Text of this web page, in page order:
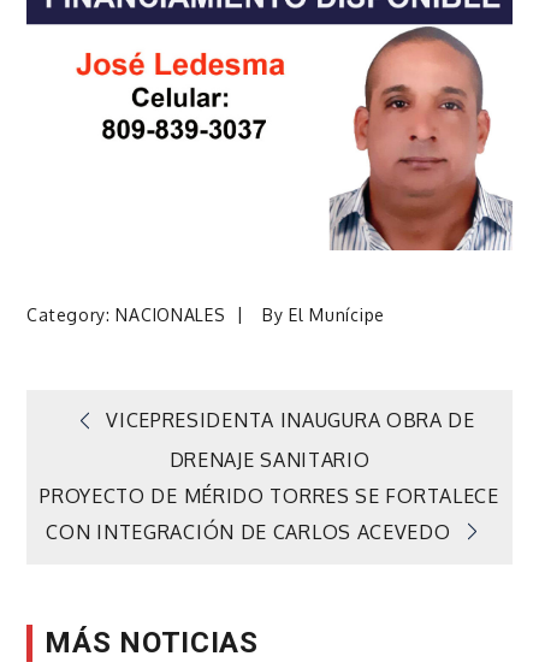
Category:NACIONALES ByEl Munícipe
Navegación
de
VICEPRESIDENTA INAUGURA OBRA DE
DRENAJE SANITARIO
PROYECTO DE MÉRIDO TORRES SE FORTALECE
CON INTEGRACIÓN DE CARLOS ACEVEDO
MÁS NOTICIAS